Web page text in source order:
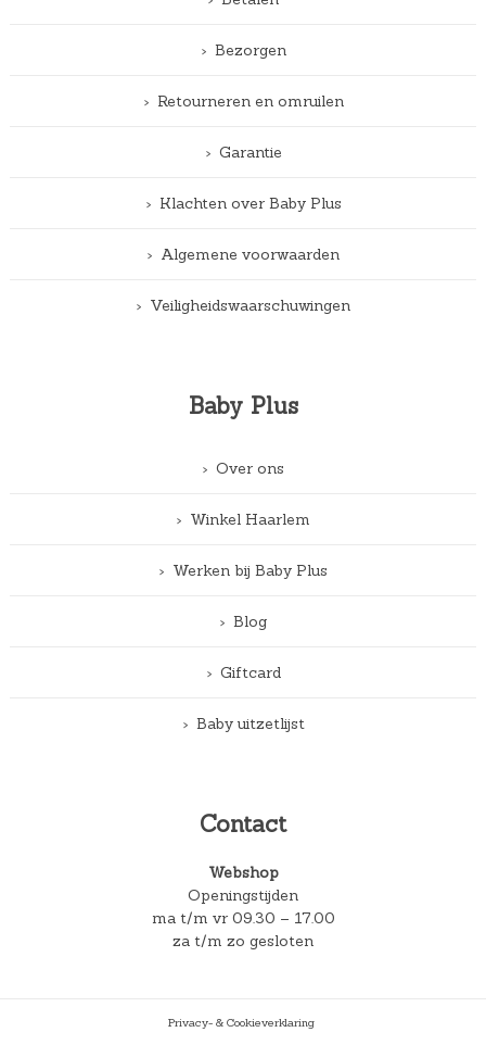
Bezorgen
Retourneren en omruilen
Garantie
Klachten over Baby Plus
Algemene voorwaarden
Veiligheidswaarschuwingen
Baby Plus
Over ons
Winkel Haarlem
Werken bij Baby Plus
Blog
Giftcard
Baby uitzetlijst
Contact
Webshop
Openingstijden
ma t/m vr 09.30 – 17.00
za t/m zo gesloten
Privacy- & Cookieverklaring